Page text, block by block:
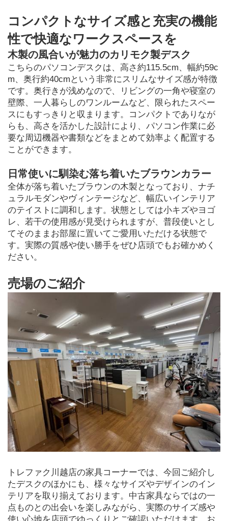
コンパクトなサイズ感と充実の機能
性で快適なワークスペースを
木製の風合いが魅力のカリモク製デスク
こちらのパソコンデスクは、高さ約115.5cm、幅約59c
m、奥行約40cmという非常にスリムなサイズ感が特徴
です。奥行きが浅めなので、リビングの一角や寝室の
壁際、一人暮らしのワンルームなど、限られたスペー
スにもすっきりと収まります。コンパクトでありなが
らも、高さを活かした設計により、パソコン作業に必
要な周辺機器や書類などをまとめて効率よく配置する
ことができます。
日常使いに馴染む落ち着いたブラウンカラー
全体が落ち着いたブラウンの木製となっており、ナチ
ュラルモダンやヴィンテージなど、幅広いインテリア
のテイストに調和します。状態としては小キズやヨゴ
レ、若干の使用感が見受けられますが、普段使いとし
てそのままお部屋に置いてご愛用いただける状態で
す。実際の質感や使い勝手をぜひ店頭でもお確かめく
ださい。
売場のご紹介
トレファク川越店の家具コーナーでは、今回ご紹介し
たデスクのほかにも、様々なサイズやデザインのイン
テリアを取り揃えております。中古家具ならではの一
点ものとの出会いを楽しみながら、実際のサイズ感や